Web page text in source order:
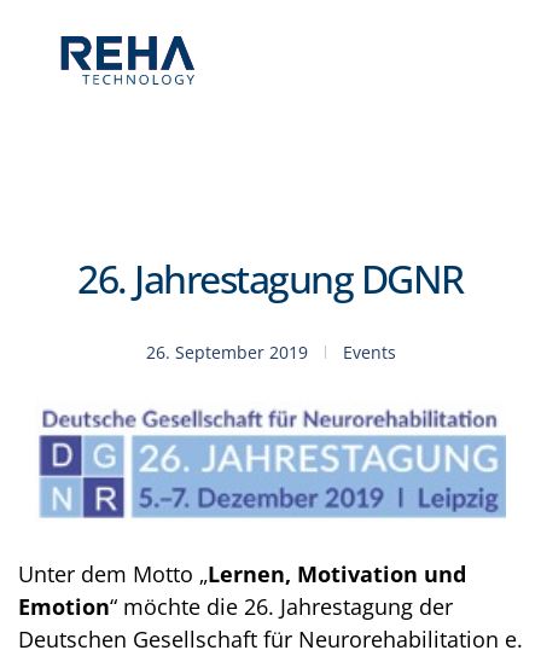
Skip to main content
26. Jahrestagung DGNR
26. September 2019 Events
Unter dem Motto „Lernen, Motivation und
Emotion“ möchte die 26. Jahrestagung der
Deutschen Gesellschaft für Neurorehabilitation e.